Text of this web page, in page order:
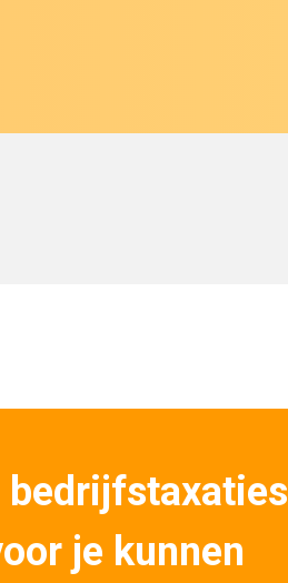
bedrijfstaxaties
je kunnen